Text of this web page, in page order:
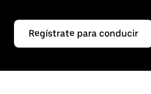
Regístrate para conducir